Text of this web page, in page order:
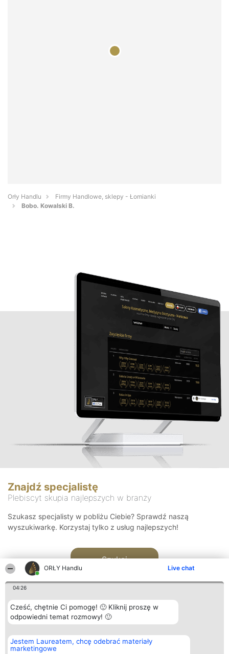
ORŁY Handlu Live chat
04:26
Cześć, chętnie Ci pomogę! 🙂 Kliknij proszę w
odpowiedni temat rozmowy! 🙂
Jestem Laureatem, chcę odebrać materiały
marketingowe
Orły Handlu
Firmy Handlowe, sklepy - Łomianki
Bobo. Kowalski B.
Znajdź specjalistę
Plebiscyt skupia najlepszych w branży
Szukasz specjalisty w pobliżu Ciebie? Sprawdź naszą
wyszukiwarkę. Korzystaj tylko z usług najlepszych!
Szukaj
Organizator plebiscytu
Bright Side Solutions sp. z o.
o. sp. k.
Plebiscyt
Laureaci
Kontakt
Kontakt